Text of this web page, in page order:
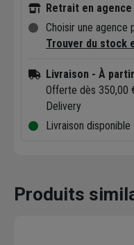
Retrait en
Choisir une
Trouver du stock
Livraison - À
Offerte dès 350,00
Delivery
Livraison disponible
Produits